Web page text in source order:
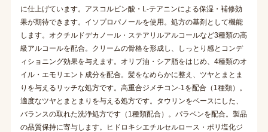
に仕上げています。アスコルビン酸・L-テアニンによる保湿・補修効
果が期待できます。イソプロパノールを使用。処方の基剤として機能
します。オクチルドデカノール・ステアリルアルコールなど3種類の高
級アルコールを配合。クリームの骨格を形成し、しっとり感とコンデ
ィショニング効果を与えます。オリブ油・シア脂をはじめ、4種類のオ
イル・エモリエント成分を配合。髪をなめらかに整え、ツヤとまとま
りを与えるリッチな処方です。高重合ジメチコン-1を配合（1種類）。
適度なツヤとまとまりを与える処方です。タウリンをベースにした、
バランスの取れた洗浄処方です（1種類配合）。パラベンを配合。製品
の品質保持に寄与します。ヒドロキシエチルセルロース・ポリ塩化ジ